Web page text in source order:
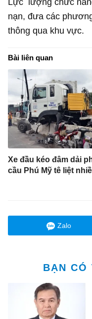
nạn, đưa các
thông qua khu vực.
Bài liên quan
Xe đầu kéo đâm dải
cầu Phú Mỹ tê liệt
Zalo
BẠN CÓ